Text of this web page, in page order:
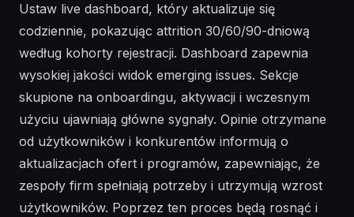
Ustaw live dashboard, który aktualizuje się
codziennie, pokazując attrition 30/60/90-dniową
według kohorty rejestracji. Dashboard zapewnia
wysokiej jakości widok emerging issues. Sekcje
skupione na onboardingu, aktywacji i wczesnym
użyciu ujawniają główne sygnały. Opinie otrzymane
od użytkowników i konkurentów informują o
aktualizacjach ofert i programów, zapewniając, że
zespoły firm spełniają potrzeby i utrzymują wzrost
użytkowników. Poprzez ten proces będą rosnąć i